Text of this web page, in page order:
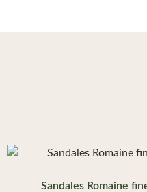
Sandales Romaine